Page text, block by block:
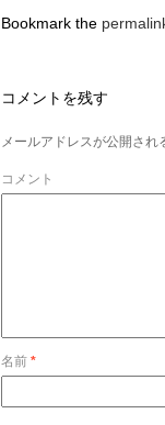
Bookmark the
コメントを残す
メールアドレスが公開され
コメント
名前 *